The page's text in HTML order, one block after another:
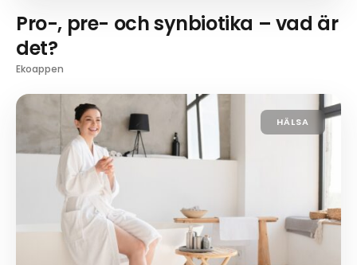
Pro-, pre- och synbiotika – vad är
det?
Ekoappen
HÄLSA